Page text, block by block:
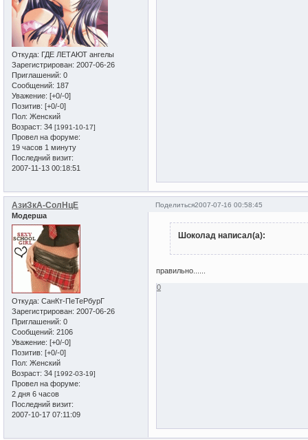
Откуда: ГДЕ ЛЕТАЮТ ангелы
Зарегистрирован: 2007-06-26
Приглашений: 0
Сообщений: 187
Уважение: [+0/-0]
Позитив: [+0/-0]
Пол: Женский
Возраст: 34 [1991-10-17]
Провел на форуме:
19 часов 1 минуту
Последний визит:
2007-11-13 00:18:51
Поделиться2007-07-16 00:58:45
АзиЗкА-СолНцЕ
Модерша
Откуда: СанКт-ПеТеРбурГ
Зарегистрирован: 2007-06-26
Приглашений: 0
Сообщений: 2106
Уважение: [+0/-0]
Позитив: [+0/-0]
Пол: Женский
Возраст: 34 [1992-03-19]
Провел на форуме:
2 дня 6 часов
Последний визит:
2007-10-17 07:11:09
Шоколад написал(а):
правильно......
0